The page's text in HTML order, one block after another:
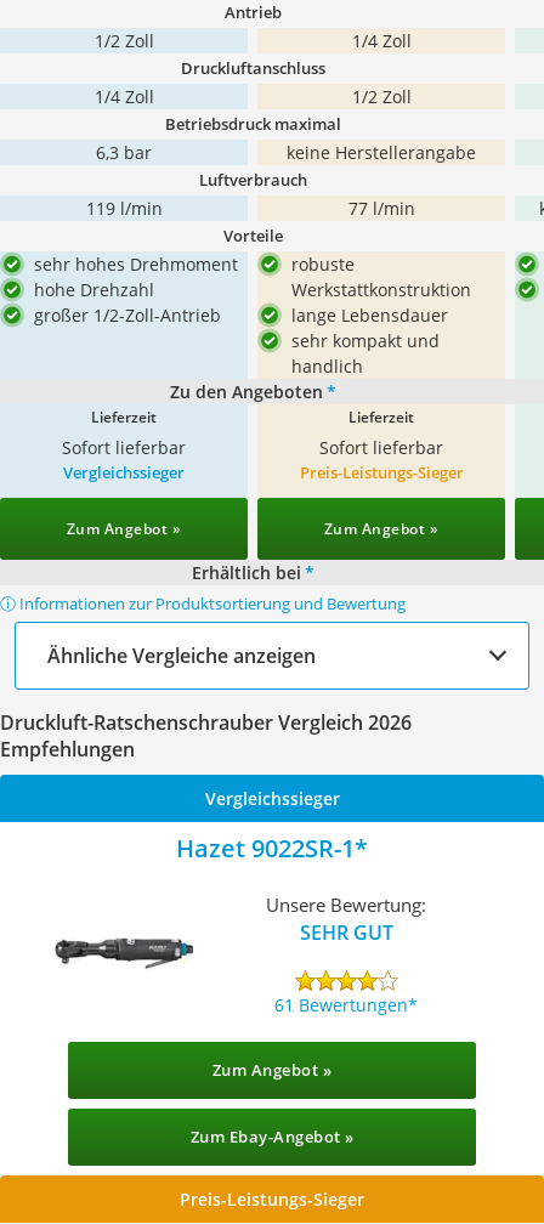
Antrieb
1/2 Zoll 1/4 Zoll
Druckluftanschluss
1/4 Zoll 1/2 Zoll
Betriebsdruck maximal
6,3 bar keine Herstellerangabe
Luftverbrauch
119 l/min 77 l/min
Vorteile
sehr hohes Drehmoment
hohe Drehzahl
großer 1/2-Zoll-Antrieb
robuste
Werkstattkonstruktion
lange Lebensdauer
sehr kompakt und
handlich
Zu den Angeboten *
Lieferzeit
Sofort lieferbar
Lieferzeit
Sofort lieferbar
Vergleichssieger
Zum Angebot »
Preis-Leistungs-Sieger
Zum Angebot »
Erhältlich bei *
ⓘ Informationen zur Produktsortierung und Bewertung
Ähnliche Vergleiche anzeigen
Druckluft-Ratschenschrauber Vergleich 2026
Empfehlungen
Vergleichssieger
Hazet 9022SR-1
Unsere Bewertung:
SEHR GUT
61 Bewertungen
Zum Angebot »
Zum Ebay-Angebot »
Preis-Leistungs-Sieger